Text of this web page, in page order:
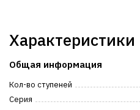
Характеристики
Общая информация
Кол-во ступеней
Серия